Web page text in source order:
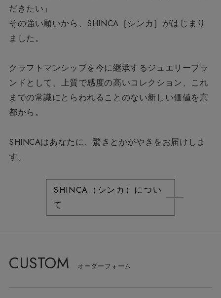
だきたい」
その強い願いから、SHINCA［シンカ］がはじまり
ました。
クラフトマンシップを今に継承するジュエリーブラ
ンドとして、 上質で感度の高いコレクション、 これ
までの常識にとらわれることのない新しい価値を京
都から。
SHINCAはあなたに、驚きとかがやきをお届けしま
す。
SHINCA（シンカ）につい
て
CUSTOM